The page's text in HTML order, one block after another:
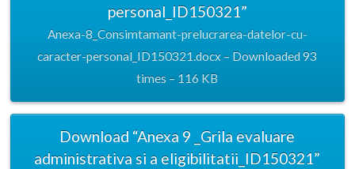
personal_ID150321”
Anexa-8_Consimtamant-prelucrarea-datelor-cu-
caracter-personal_ID150321.docx – Downloaded 93
times – 116 KB
Download “Anexa 9 _Grila evaluare
administrativa si a eligibilitatii_ID150321”